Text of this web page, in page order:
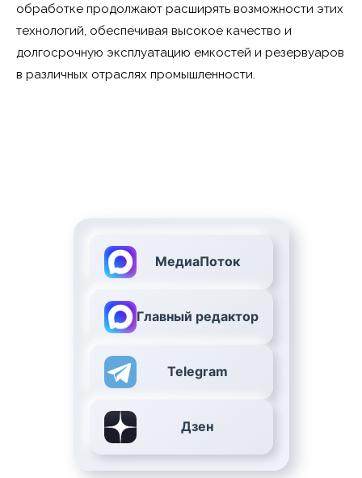
обработке продолжают расширять возможности этих
технологий, обеспечивая высокое качество и
долгосрочную эксплуатацию емкостей и резервуаров
в различных отраслях промышленности.
МедиаПоток
Главный редактор
Telegram
Дзен